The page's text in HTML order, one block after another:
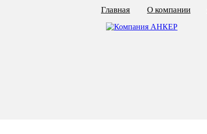
Главная О компании